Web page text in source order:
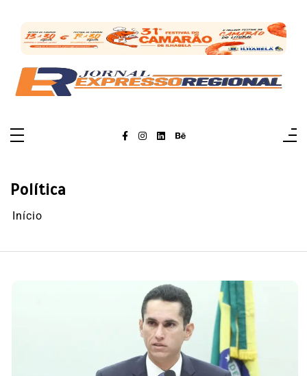
conteúdo
Política
Início